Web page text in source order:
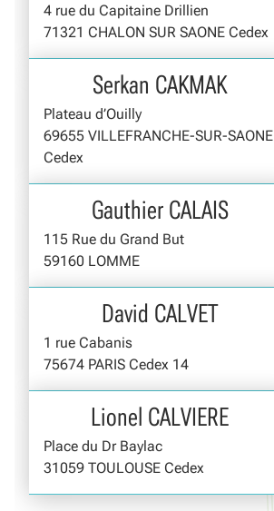
4 rue du Capitaine Drillien
71321 CHALON SUR SAONE Cedex
Serkan CAKMAK
Plateau d’Ouilly
69655 VILLEFRANCHE-SUR-SAONE
Cedex
Gauthier CALAIS
115 Rue du Grand But
59160 LOMME
David CALVET
1 rue Cabanis
75674 PARIS Cedex 14
Lionel CALVIERE
Place du Dr Baylac
31059 TOULOUSE Cedex